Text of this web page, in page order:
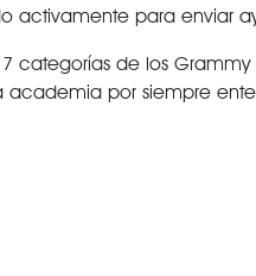
activamente para enviar
de los
por siempre